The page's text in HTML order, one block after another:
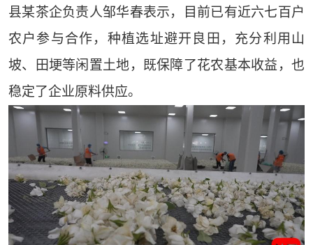
县某茶企负责人邹华春表示，目前已有近六七百户
农户参与合作，种植选址避开良田，充分利用山
坡、田埂等闲置土地，既保障了花农基本收益，也
稳定了企业原料供应。